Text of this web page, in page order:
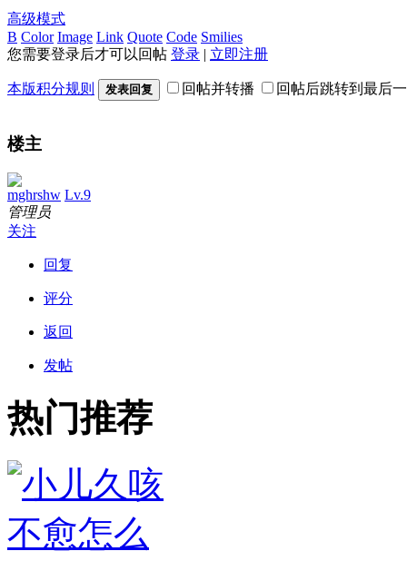
高级模式
B Color Image Link Quote Code Smilies
您需要登录后才可以回帖 登录 | 立即注册
本版积分规则 发表回复 回帖并转播 回帖后跳转到最后
楼主
mghrshw Lv.9
管理员
关注
回复
评分
返回
发帖
热门推荐